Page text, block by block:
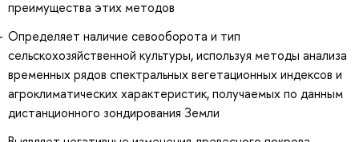
преимущества этих методов
Определяет наличие севооборота и тип
сельскохозяйственной культуры, используя методы анализа
временных рядов спектральных вегетационных индексов и
агроклиматических характеристик, получаемых по данным
дистанционного зондирования Земли